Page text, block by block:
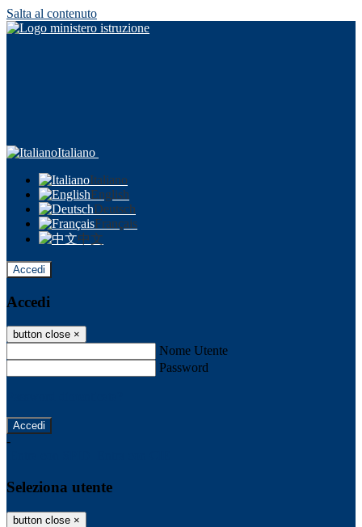
Salta al contenuto
Italiano
Italiano
English
Deutsch
Français
中文
Accedi
Accedi
button close ×
Nome Utente
Password
-
Seleziona utente
button close ×